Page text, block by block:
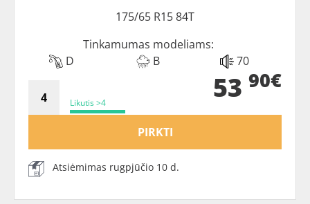
175/65 R15 84T
Tinkamumas modeliams:
D
B 70
Likutis >4 53 90€
PIRKTI
Atsiėmimas rugpjūčio 10 d.